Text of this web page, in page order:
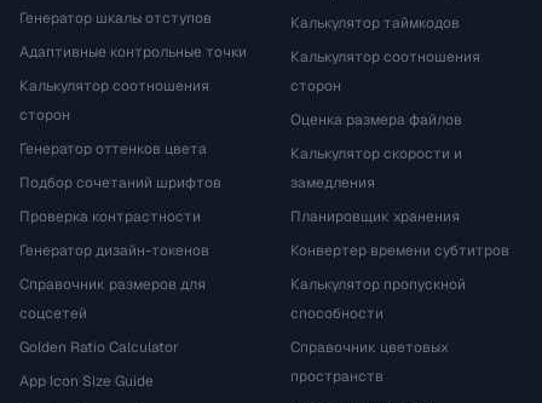
Генератор шкалы отступов
Адаптивные контрольные точки
Калькулятор соотношения
сторон
Генератор оттенков цвета
Подбор сочетаний шрифтов
Проверка контрастности
Генератор дизайн-токенов
Справочник размеров для
соцсетей
Golden Ratio Calculator
App Icon Size Guide
Калькулятор таймкодов
Калькулятор соотношения
сторон
Оценка размера файлов
Калькулятор скорости и
замедления
Планировщик хранения
Конвертер времени субтитров
Калькулятор пропускной
способности
Справочник цветовых
пространств